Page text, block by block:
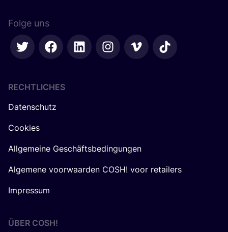
Folge uns
RECHTLICHES
Datenschutz
Cookies
Allgemeine Geschäftsbedingungen
Algemene voorwaarden COSH! voor retailers
Impressum
ÜBER COSH!